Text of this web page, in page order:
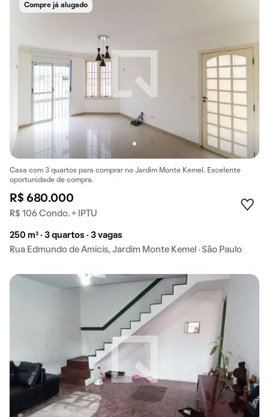
Compre já alugado
Casa com 3 quartos para comprar no Jardim Monte Kemel. Excelente
oportunidade de compra.
R$ 680.000
R$ 106 Condo. + IPTU
250 m² · 3 quartos · 3 vagas
Rua Edmundo de Amicis, Jardim Monte Kemel · São Paulo